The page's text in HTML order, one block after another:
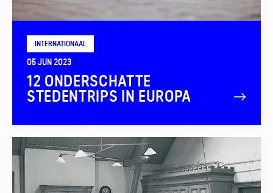
INTERNATIONAAL
05 JUN 2023
12 ONDERSCHATTE
STEDENTRIPS IN EUROPA